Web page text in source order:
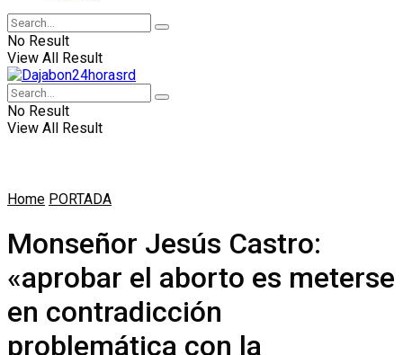
No Result
View All Result
No Result
View All Result
Home PORTADA
Monseñor Jesús Castro:
«aprobar el aborto es meterse
en contradicción
problemática con la